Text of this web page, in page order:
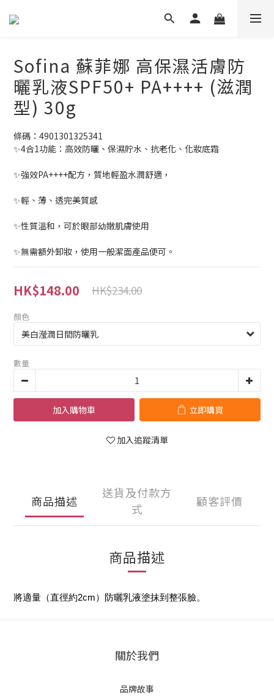
Sofina 蘇菲娜 高保濕活膚防
曬乳液SPF50+ PA++++ (滋潤
型) 30g
條碼：4901301325341
✨4合1功能：高效防曬、保濕貯水、抗老化、化妝底霜
✨強效PA++++配方，質地輕盈水潤舒適，
✨輕、薄、透完美質感
✨性質溫和，可於眼部幼嫩肌膚使用
✨無需額外卸妝，使用一般潔面產品便可。
HK$148.00 HK$234.00
顏色
數量
加入購物車 立即購買
加入追蹤清單
商品描述
送貨及付款方
式
顧客評價
商品描述
將適量（直徑約2cm）防曬乳液塗抹到整張臉。
關於我們
品牌故事